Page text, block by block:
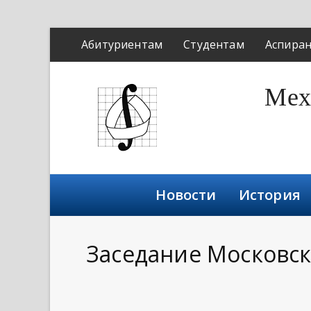
Абитуриентам Студентам
Новости История
Заседание